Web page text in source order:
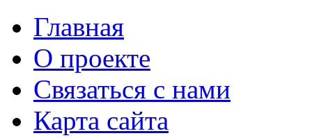
Главная
О проекте
Связаться с нами
Карта сайта